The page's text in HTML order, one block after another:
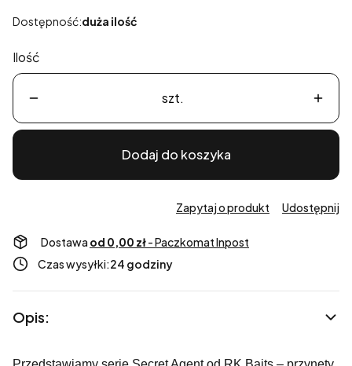
Dostępność:duża ilość
Ilość
szt.
Dodaj do koszyka
Zapytaj o produkt Udostępnij
Dostawa od 0,00 zł- Paczkomat Inpost
Czas wysyłki:24 godziny
Opis: